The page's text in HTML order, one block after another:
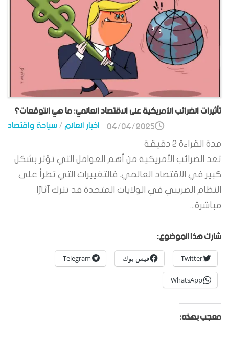
تأثيرات الضرائب الأمريكية على الاقتصاد العالمي: ما هي التوقعات؟
اخبار العالم/سياحة واقتصاد 04/04/2025
مدة القراءة 2 دقيقة
تعد الضرائب الأمريكية من أهم العوامل التي تؤثر بشكل
كبير في الاقتصاد العالمي. فالتغييرات التي تطرأ على
النظام الضريبي في الولايات المتحدة قد تترك آثارًا
مباشرة...
شارك هذا الموضوع:
Twitter فيس بوك Telegram
WhatsApp
معجب بهذه: